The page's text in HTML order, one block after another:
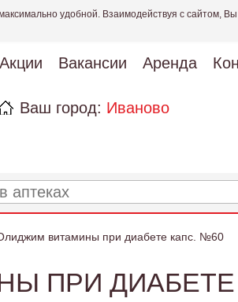
удобной. Взаимодействуя с сайтом,
Акции Вакансии Аренда
Ваш город: Иваново
витамины при диабете капс. №60
ПРИ